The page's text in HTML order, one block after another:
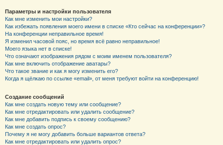
Параметры и настройки пользователя
Как мне изменить мои настройки?
Как избежать появления моего имени в списке «Кто сейчас на конференции»?
На конференции неправильное время!
Я изменил часовой пояс, но время всё равно неправильное!
Моего языка нет в списке!
Что означают изображения рядом с моим именем пользователя?
Как мне включить отображение аватары?
Что такое звание и как я могу изменить его?
Когда я щёлкаю по ссылке «email», от меня требуют войти на конференцию!
Создание сообщений
Как мне создать новую тему или сообщение?
Как мне отредактировать или удалить сообщение?
Как мне добавить подпись к своему сообщению?
Как мне создать опрос?
Почему я не могу добавить больше вариантов ответа?
Как мне отредактировать или удалить опрос?